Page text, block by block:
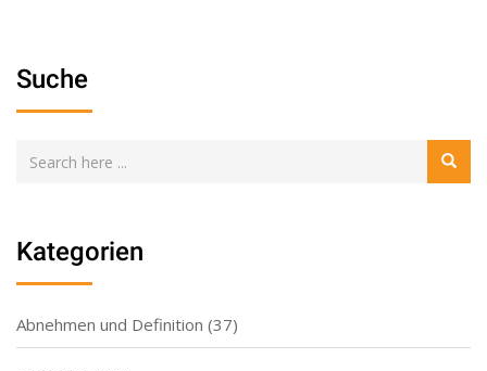
Suche
Kategorien
Abnehmen und Definition (37)